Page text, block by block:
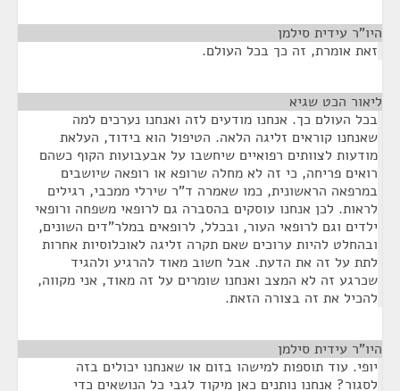
היו"ר עידית סילמן
זאת אומרת, זה כך בכל העולם.
ליאור הכט שגיא
בכל העולם כך. אנחנו מודעים לזה ואנחנו נערכים למה
שאנחנו קוראים זליגה הלאה. הטיפול הוא בידוד, העלאת
מודעות לצוותים רפואיים שיחשבו על אבעבועות הקוף כשהם
רואים פריחה, כי זה לא מחלה שרופא או רופאה שיושבים
במרפאה הראשונית, כמו שאמרה ד"ר שירלי ממכבי, רגילים
לראות. לכן אנחנו עוסקים בהסברה גם לרופאי משפחה ורופאי
ילדים וגם לרופאי העור, ובכלל, לרופאים במלר"דים השונים,
ובהחלט להיות ערוכים שאם תקרה זליגה לאוכלוסיות אחרות
לתת על זה את הדעת. אבל חשוב מאוד להרגיע ולהגיד
שכרגע זה לא המצב ואנחנו שומרים על זה מאוד, אני מקווה,
להכיל את זה בצורה הזאת.
היו"ר עידית סילמן
יופי. עוד תוספות למישהו בזום או שאנחנו יכולים בזה
לסגור? אנחנו נותנים כאן מיקוד לגבי כל הנושאים כדי